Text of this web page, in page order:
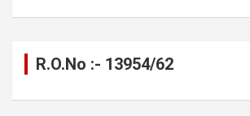
R.O.No :- 13954/62